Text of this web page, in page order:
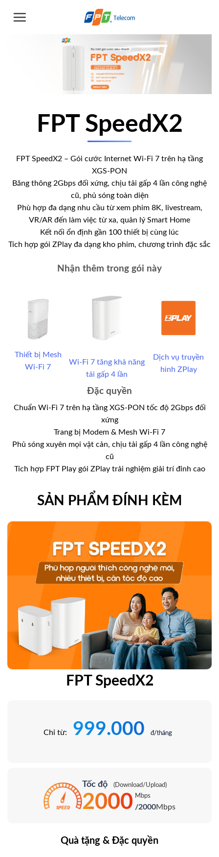
FPT SpeedX2
FPT SpeedX2 – Gói cước Internet Wi-Fi 7 trên hạ tầng
XGS-PON
Băng thông 2Gbps đối xứng, chịu tải gấp 4 lần công nghệ
cũ, phủ sóng toàn diện
Phù hợp đa dạng nhu cầu từ xem phim 8K, livestream,
VR/AR đến làm việc từ xa, quản lý Smart Home
Kết nối ổn định gần 100 thiết bị cùng lúc
Tích hợp gói ZPlay đa dạng kho phim, chương trình đặc sắc
Nhận thêm trong gói này
Thiết bị Mesh
Wi-Fi 7
Wi-Fi 7 tăng khả năng
tải gấp 4 lần
Dịch vụ truyền
hình ZPlay
Đặc quyền
Chuẩn Wi-Fi 7 trên hạ tầng XGS-PON tốc độ 2Gbps đối
xứng
Trang bị Modem & Mesh Wi-Fi 7
Phủ sóng xuyên mọi vật cản, chịu tải gấp 4 lần công nghệ
cũ
Tích hợp FPT Play gói ZPlay trải nghiệm giải trí đỉnh cao
SẢN PHẨM ĐÍNH KÈM
FPT SpeedX2
Chỉ từ: 999.000 đ/tháng
Tốc độ (Download/Upload)
2000 Mbps
/2000Mbps
Quà tặng & Đặc quyền